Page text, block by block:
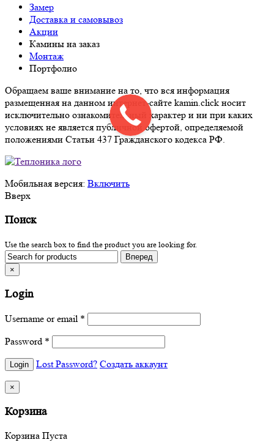
Замер
Доставка и самовывоз
Акции
Камины на заказ
Монтаж
Портфолио
Обращаем ваше внимание на то, что вся информация
размещенная на данном интернет-сайте kamin.click носит
исключительно ознакомительный характер и ни при каких
условиях не является публичной офертой, определяемой
положениями Статьи 437 Гражданского кодекса РФ.
Мобильная версия: Включить
Вверх
Поиск
Use the search box to find the product you are looking for.
×
Login
Username or email *
Password *
Lost Password? Создать аккаунт
×
Корзина
Корзина Пуста